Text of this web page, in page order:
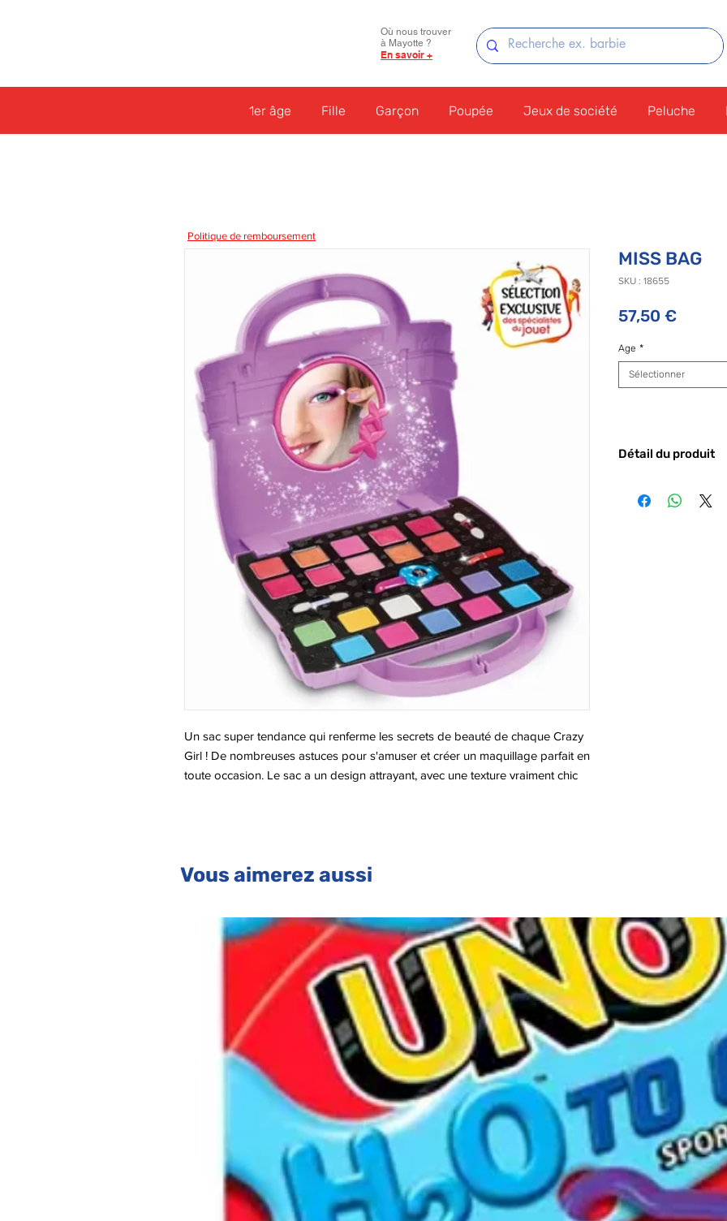
Où nous trouver
à Mayotte ?
En savoir +
1er âge Fille Garçon Poupée Jeux de société Peluche
Un sac super tendance qui renferme les secrets de beauté de chaque Crazy
Girl ! De nombreuses astuces pour s'amuser et créer un maquillage parfait en
toute occasion. Le sac a un design attrayant, avec une texture vraiment chic
toute sécurité.
MISS BAG
SKU : 18655
57,50 €Prix
Age *
Sélectionner
Détail du produit
Politique de remboursement
Vous aimerez aussi